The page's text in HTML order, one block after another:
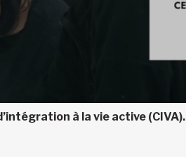
à la vie active (CIVA).